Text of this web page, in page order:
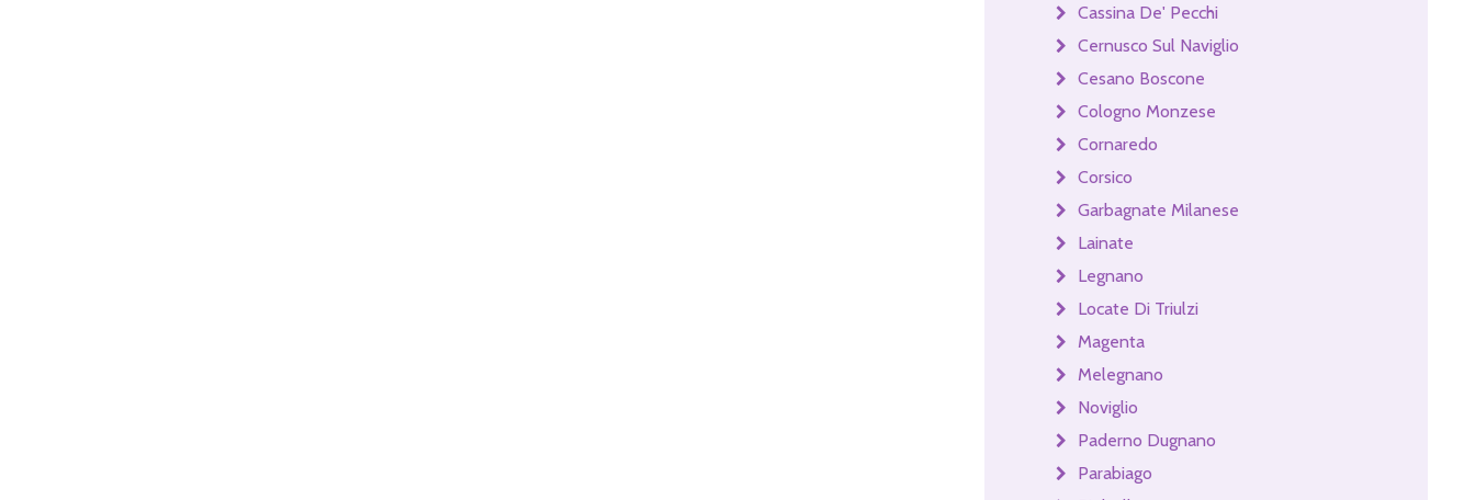
Cassina De' Pecchi
Cernusco Sul Naviglio
Cesano Boscone
Cologno Monzese
Cornaredo
Corsico
Garbagnate Milanese
Lainate
Legnano
Locate Di Triulzi
Magenta
Melegnano
Noviglio
Paderno Dugnano
Parabiago